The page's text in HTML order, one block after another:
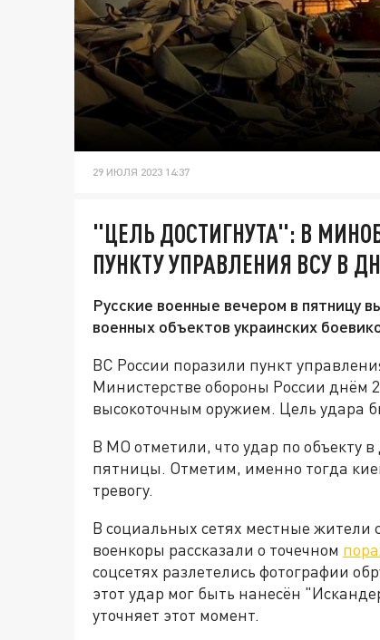
29 ИЮЛЯ 2023 14:37
"ЦЕЛЬ ДОСТИГНУТА": В
ПУНКТУ УПРАВЛЕНИЯ ВСУ В
Русские военные вечером в пятницу
военных объектов украинских
ВС России поразили пункт
Министерстве обороны России днём
высокоточным оружием. Цель удара
В МО отметили, что удар по объекту
пятницы. Отметим, именно тогда
тревогу.
В социальных сетях местные жители
военкоры рассказали о точечном
соцсетях разлетелись фотографии
этот удар мог быть нанесён
уточняет этот момент.